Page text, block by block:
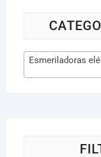
Esmeriladoras